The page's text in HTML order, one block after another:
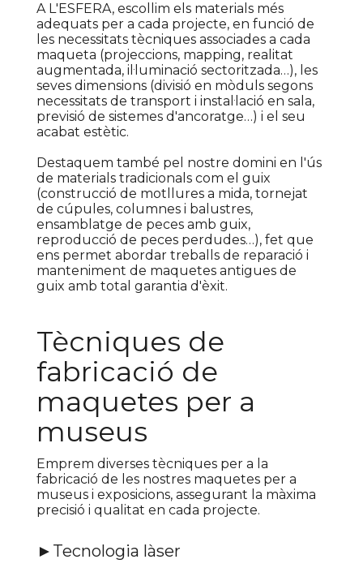
A L'ESFERA, escollim els materials més
adequats per a cada projecte, en funció de
les necessitats tècniques associades a cada
maqueta (projeccions, mapping, realitat
augmentada, il·luminació sectoritzada…), les
seves dimensions (divisió en mòduls segons
necessitats de transport i instal·lació en sala,
previsió de sistemes d'ancoratge…) i el seu
acabat estètic.
Destaquem també pel nostre domini en l'ús
de materials tradicionals com el guix
(construcció de motllures a mida, tornejat
de cúpules, columnes i balustres,
ensamblatge de peces amb guix,
reproducció de peces perdudes…), fet que
ens permet abordar treballs de reparació i
manteniment de maquetes antigues de
guix amb total garantia d'èxit.
Tècniques de
fabricació de
maquetes per a
museus
Emprem diverses tècniques per a la
fabricació de les nostres maquetes per a
museus i exposicions, assegurant la màxima
precisió i qualitat en cada projecte.
►Tecnologia làser